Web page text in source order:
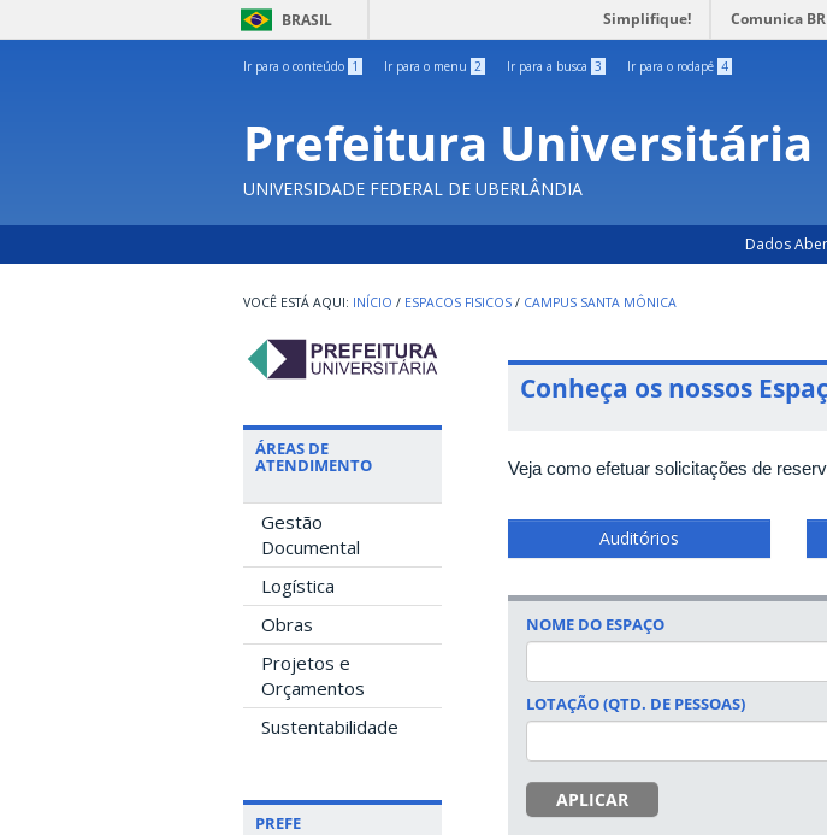
BRASIL Simplifique! Comunica BR
Ir para o conteúdo 1 Ir para o menu 2 Ir para a busca 3 Ir para o rodapé 4
Prefeitura Universitária
UNIVERSIDADE FEDERAL DE UBERLÂNDIA
Dados
INÍCIO / ESPACOS FISICOS / CAMPUS SANTA MÔNICA
ÁREAS DE
ATENDIMENTO
Gestão
Documental
Logística
Obras
Projetos e
Orçamentos
Sustentabilidade
PREFE
Conheça os nossos
Veja como efetuar solicitações de
Auditórios
NOME DO ESPAÇO
LOTAÇÃO (QTD. DE PESSOAS)
APLICAR